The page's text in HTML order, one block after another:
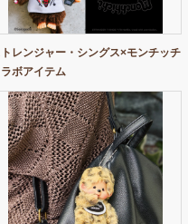
レンジャー・シングス×モンチッチ
ボアイテム